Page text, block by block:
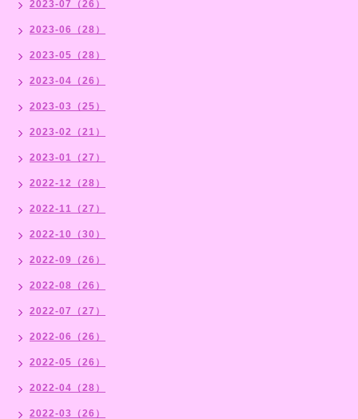
2023-07（26）
2023-06（28）
2023-05（28）
2023-04（26）
2023-03（25）
2023-02（21）
2023-01（27）
2022-12（28）
2022-11（27）
2022-10（30）
2022-09（26）
2022-08（26）
2022-07（27）
2022-06（26）
2022-05（26）
2022-04（28）
2022-03（26）